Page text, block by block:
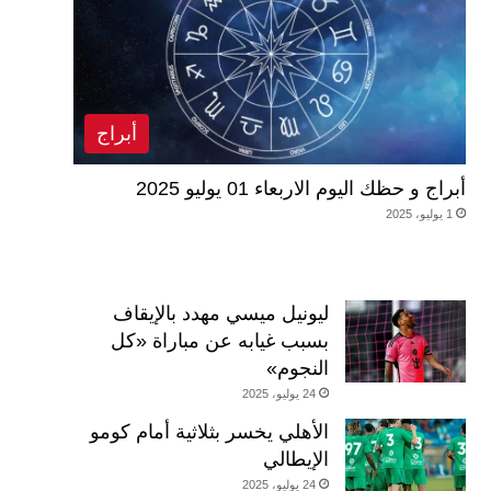
أبراج
أبراج و حظك اليوم الاربعاء 01 يوليو 2025
1 يوليو، 2025
ليونيل ميسي مهدد بالإيقاف
بسبب غيابه عن مباراة «كل
النجوم»
24 يوليو، 2025
الأهلي يخسر بثلاثية أمام كومو
الإيطالي
24 يوليو، 2025